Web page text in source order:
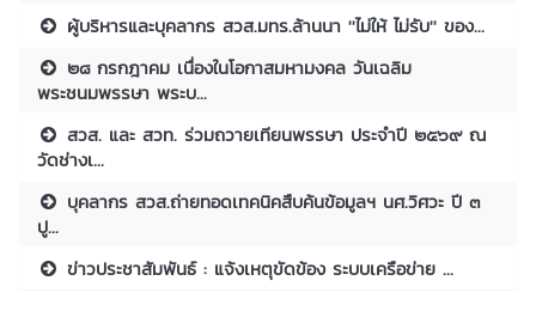
ผู้บริหารและบุคลากร สวส.มทร.ล้านนา ''ไม่ให้ ไม่รับ'' ของ...
๒๘ กรกฎาคม เนื่องในโอกาสมหามงคล วันเฉลิม
พระชนมพรรษา พระบ...
สวส. และ สวท. ร่วมถวายเทียนพรรษา ประจำปี ๒๕๖๙ ณ
วัดช่างเ...
บุคลากร สวส.ถ่ายทอดเทคนิคสืบค้นข้อมูลฯ นศ.วิศวะ ปี ๓
ปู...
ข่าวประชาสัมพันธ์ : แจ้งเหตุขัดข้อง ระบบเครือข่าย ...